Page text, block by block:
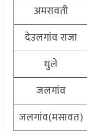
अमरावती
देउलगांव राजा
धुले
जलगांव
जलगांव(मसावत)